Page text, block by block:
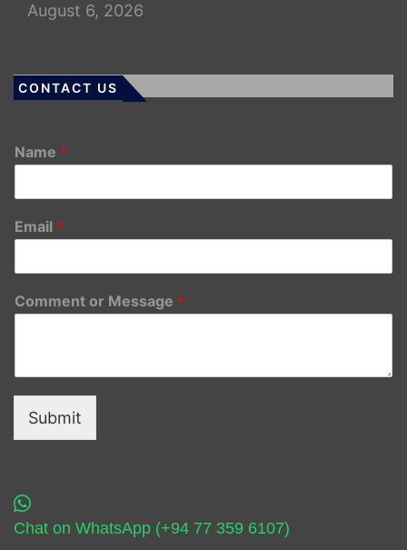
August 6, 2026
CONTACT US
Name *
Email *
Comment or Message *
Submit
Chat on WhatsApp (+94 77 359 6107)